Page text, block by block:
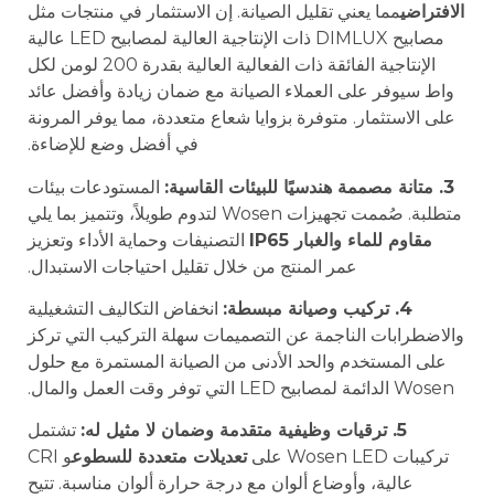
الافتراضيمما يعني تقليل الصيانة. إن الاستثمار في منتجات مثل
مصابيح DIMLUX ذات الإنتاجية العالية لمصابيح LED عالية
الإنتاجية الفائقة ذات الفعالية العالية بقدرة 200 لومن لكل
واط سيوفر على العملاء الصيانة مع ضمان زيادة وأفضل عائد
على الاستثمار. متوفرة بزوايا شعاع متعددة، مما يوفر المرونة
في أفضل وضع للإضاءة.
3. متانة مصممة هندسيًا للبيئات القاسية:
المستودعات بيئات
متطلبة. صُممت تجهيزات Wosen لتدوم طويلاً، وتتميز بما يلي
مقاوم للماء والغبار IP65
التصنيفات وحماية الأداء وتعزيز
عمر المنتج من خلال تقليل احتياجات الاستبدال.
4. تركيب وصيانة مبسطة:
انخفاض التكاليف التشغيلية
والاضطرابات الناجمة عن التصميمات سهلة التركيب التي تركز
على المستخدم والحد الأدنى من الصيانة المستمرة مع حلول
Wosen الدائمة لمصابيح LED التي توفر وقت العمل والمال.
5. ترقيات وظيفية متقدمة وضمان لا مثيل له:
تشتمل
تركيبات Wosen LED على
تعديلات متعددة للسطوع
و CRI
عالية، وأوضاع ألوان مع درجة حرارة ألوان مناسبة. تتيح